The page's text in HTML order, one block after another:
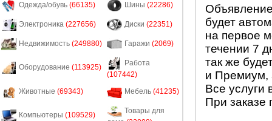
Одежда/обувь (66135) Шины (22286)
Электроника (227656) Диски (22351)
Недвижимость (249880) Гаражи (2069)
Оборудование (113925)
Работа
(107442)
Животные (69343) Мебель (41235)
Компьютеры (109529)
Товары для
будет
на первое
течении 7
так же
и Премиум,
Все услуги
При заказе